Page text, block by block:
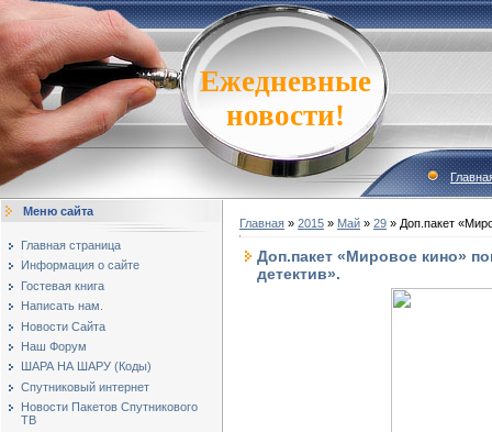
Ежедневные
новости!
Меню сайта
Главная страница
Информация о сайте
Гостевая книга
Написать нам.
Новости Сайта
Наш Форум
ШАРА НА ШАРУ (Коды)
Спутниковый интернет
Новости Пакетов Спутникового
ТВ
Главная » 2015 » Май » 29 » Доп.пакет
Доп.пакет «Мировое кино»
детектив».